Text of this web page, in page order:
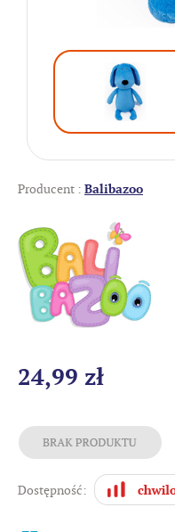
Producent : Balibazoo
24,99 zł
Dostępność: